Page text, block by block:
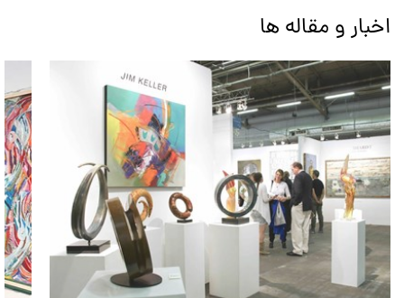
اخبار و مقاله ها